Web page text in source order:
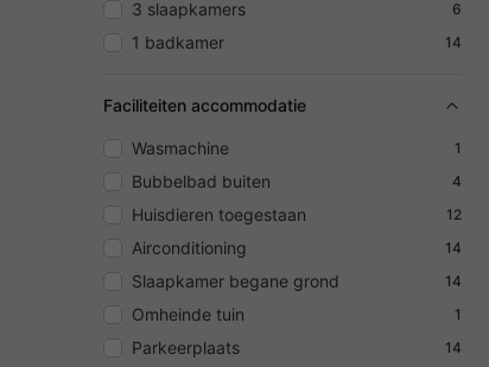
3 slaapkamers 6
1 badkamer 14
Faciliteiten accommodatie
Wasmachine 1
Bubbelbad buiten 4
Huisdieren toegestaan 12
Airconditioning 14
Slaapkamer begane grond 14
Omheinde tuin 1
Parkeerplaats 14